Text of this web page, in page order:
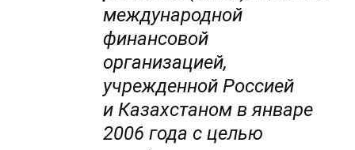
международной
финансовой
организацией,
учрежденной Россией
и Казахстаном в январе
2006 года с целью